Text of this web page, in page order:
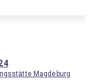
Magdeburg